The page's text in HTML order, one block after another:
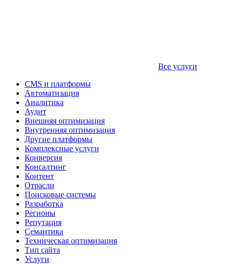
Все услуги
CMS и платформы
Автоматизация
Аналитика
Аудит
Внешняя оптимизация
Внутренняя оптимизация
Другие платформы
Комплексные услуги
Конверсия
Консалтинг
Контент
Отрасли
Поисковые системы
Разработка
Регионы
Репутация
Семантика
Техническая оптимизация
Тип сайта
Услуги